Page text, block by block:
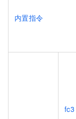
内置指令
fc3